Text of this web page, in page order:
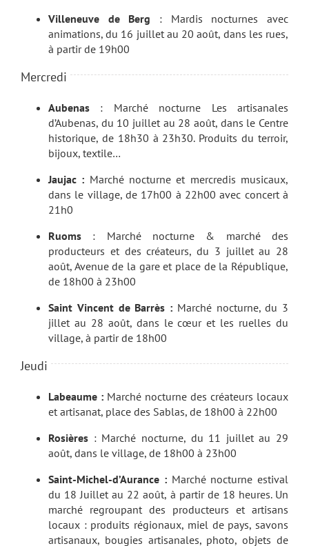
Villeneuve de Berg : Mardis nocturnes avec
animations, du 16 juillet au 20 août, dans les rues,
à partir de 19h00
Mercredi
Aubenas : Marché nocturne Les artisanales
d’Aubenas, du 10 juillet au 28 août, dans le Centre
historique, de 18h30 à 23h30. Produits du terroir,
bijoux, textile…
Jaujac : Marché nocturne et mercredis musicaux,
dans le village, de 17h00 à 22h00 avec concert à
21h0
Ruoms : Marché nocturne & marché des
producteurs et des créateurs, du 3 juillet au 28
août, Avenue de la gare et place de la République,
de 18h00 à 23h00
Saint Vincent de Barrès : Marché nocturne, du 3
jillet au 28 août, dans le cœur et les ruelles du
village, à partir de 18h00
Jeudi
Labeaume : Marché nocturne des créateurs locaux
et artisanat, place des Sablas, de 18h00 à 22h00
Rosières : Marché nocturne, du 11 juillet au 29
août, dans le village, de 18h00 à 23h00
Saint-Michel-d’Aurance :Marché nocturne estival
du 18 Juillet au 22 août, à partir de 18 heures. Un
marché regroupant des producteurs et artisans
locaux : produits régionaux, miel de pays, savons
artisanaux, bougies artisanales, photo, objets de